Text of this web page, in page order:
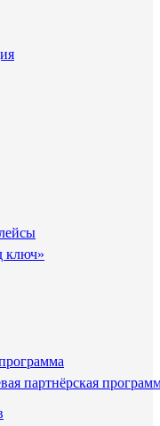
ключ»
партнёрская